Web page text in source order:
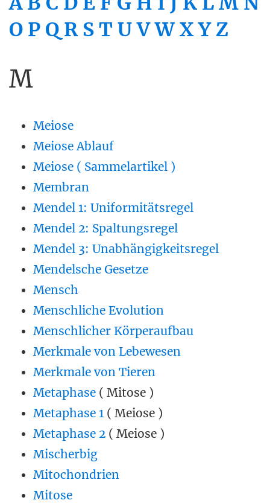
O P Q R S T U V W X Y Z
M
Meiose
Meiose Ablauf
Meiose ( Sammelartikel )
Membran
Mendel 1: Uniformitätsregel
Mendel 2: Spaltungsregel
Mendel 3: Unabhängigkeitsregel
Mendelsche Gesetze
Mensch
Menschliche Evolution
Menschlicher Körperaufbau
Merkmale von Lebewesen
Merkmale von Tieren
Metaphase ( Mitose )
Metaphase 1 ( Meiose )
Metaphase 2 ( Meiose )
Mischerbig
Mitochondrien
Mitose